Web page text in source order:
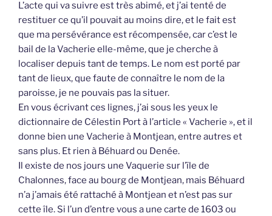
L’acte qui va suivre est très abimé, et j’ai tenté de
restituer ce qu’il pouvait au moins dire, et le fait est
que ma persévérance est récompensée, car c’est le
bail de la Vacherie elle-même, que je cherche à
localiser depuis tant de temps. Le nom est porté par
tant de lieux, que faute de connaître le nom de la
paroisse, je ne pouvais pas la situer.
En vous écrivant ces lignes, j’ai sous les yeux le
dictionnaire de Célestin Port à l’article « Vacherie », et il
donne bien une Vacherie à Montjean, entre autres et
sans plus. Et rien à Béhuard ou Denée.
Il existe de nos jours une Vaquerie sur l’ïle de
Chalonnes, face au bourg de Montjean, mais Béhuard
n’a j’amais été rattaché à Montjean et n’est pas sur
cette île. Si l’un d’entre vous a une carte de 1603 ou